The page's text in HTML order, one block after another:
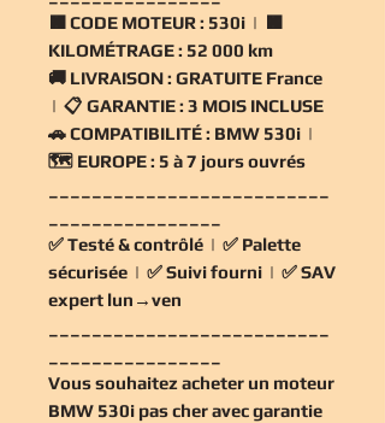
🟧CODE MOTEUR : 530i | 🟧
KILOMÉTRAGE : 52 000 km
🚚 LIVRAISON : GRATUITE France
| 📋 GARANTIE : 3 MOIS INCLUSE
🚗COMPATIBILITÉ : BMW 530i |
🗺️ EUROPE : 5 à 7 jours ouvrés
✅Testé & contrôlé | ✅ Palette
sécurisée | ✅Suivi fourni | ✅SAV
expert lun→ven
Vous souhaitez acheter un moteur
BMW 530i pas cheravec garantie